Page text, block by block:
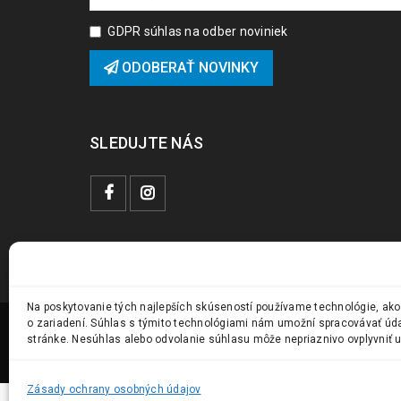
Na poskytovanie tých najlepších skúseností používame technológie,
o zariadení. Súhlas s týmito technológiami nám umožní spracovávať
stránke. Nesúhlas alebo odvolanie súhlasu môže nepriaznivo ovplyvniť
Zásady ochrany osobných údajov
GDPR súhlas na odber noviniek
ODOBERAŤ NOVINKY
SLEDUJTE NÁS